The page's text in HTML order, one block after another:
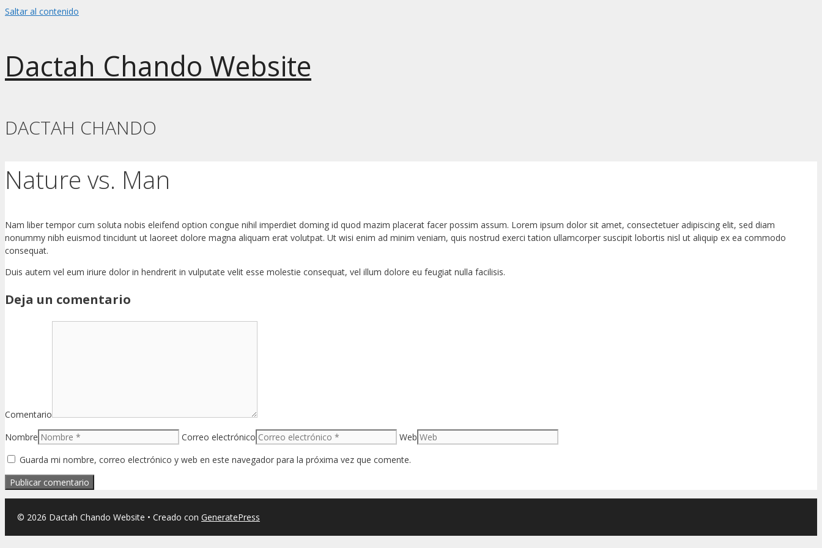
Saltar al contenido
Dactah Chando Website
DACTAH CHANDO
Nature vs. Man
Nam liber tempor cum soluta nobis eleifend option congue nihil imperdiet doming id quod mazim placerat facer possim assum. Lorem ipsum dolor sit amet, consectetuer adipiscing elit, sed diam
nonummy nibh euismod tincidunt ut laoreet dolore magna aliquam erat volutpat. Ut wisi enim ad minim veniam, quis nostrud exerci tation ullamcorper suscipit lobortis nisl ut aliquip ex ea commodo
consequat.
Duis autem vel eum iriure dolor in hendrerit in vulputate velit esse molestie consequat, vel illum dolore eu feugiat nulla facilisis.
Deja un comentario
Comentario
Nombre
Correo electrónico
Web
Guarda mi nombre, correo electrónico y web en este navegador para la próxima vez que comente.
© 2026 Dactah Chando Website • Creado con GeneratePress